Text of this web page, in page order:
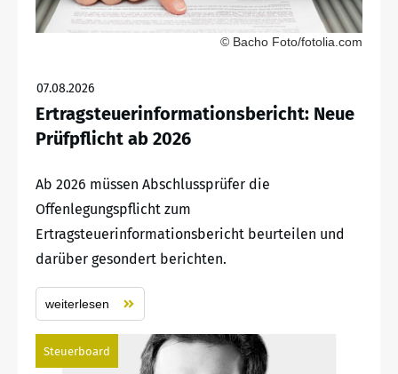
© Bacho Foto/fotolia.com
07.08.2026
Ertragsteuerinformationsbericht: Neue
Prüfpflicht ab 2026
Ab 2026 müssen Abschlussprüfer die
Offenlegungspflicht zum
Ertragsteuerinformationsbericht beurteilen und
darüber gesondert berichten.
weiterlesen
Steuerboard